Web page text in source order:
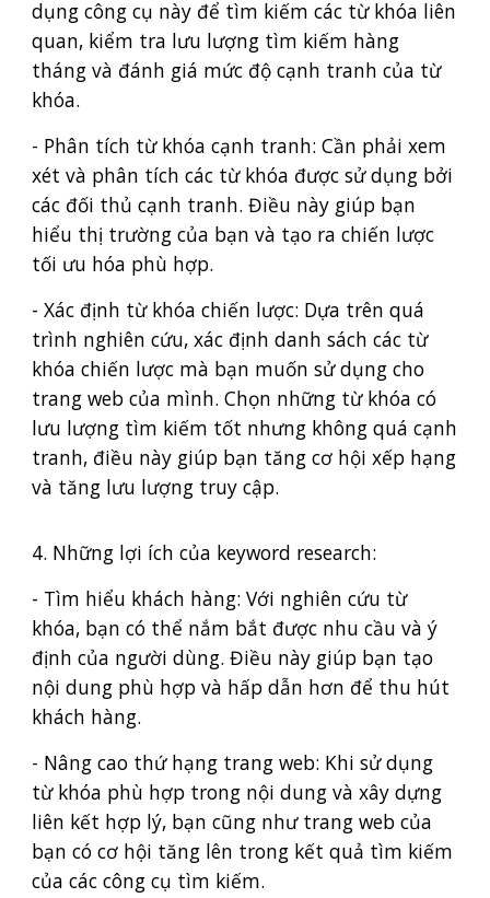
dụng công cụ này để tìm kiếm các từ khóa liên
quan, kiểm tra lưu lượng tìm kiếm hàng
tháng và đánh giá mức độ cạnh tranh của từ
khóa.
- Phân tích từ khóa cạnh tranh: Cần phải xem
xét và phân tích các từ khóa được sử dụng bởi
các đối thủ cạnh tranh. Điều này giúp bạn
hiểu thị trường của bạn và tạo ra chiến lược
tối ưu hóa phù hợp.
- Xác định từ khóa chiến lược: Dựa trên quá
trình nghiên cứu, xác định danh sách các từ
khóa chiến lược mà bạn muốn sử dụng cho
trang web của mình. Chọn những từ khóa có
lưu lượng tìm kiếm tốt nhưng không quá cạnh
tranh, điều này giúp bạn tăng cơ hội xếp hạng
và tăng lưu lượng truy cập.
4. Những lợi ích của keyword research:
- Tìm hiểu khách hàng: Với nghiên cứu từ
khóa, bạn có thể nắm bắt được nhu cầu và ý
định của người dùng. Điều này giúp bạn tạo
nội dung phù hợp và hấp dẫn hơn để thu hút
khách hàng.
- Nâng cao thứ hạng trang web: Khi sử dụng
từ khóa phù hợp trong nội dung và xây dựng
liên kết hợp lý, bạn cũng như trang web của
bạn có cơ hội tăng lên trong kết quả tìm kiếm
của các công cụ tìm kiếm.